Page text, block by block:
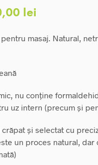
lei.
lei
este:
masaj. Natural,
nu conține
uz intern (precum și
și selectat cu
un proces natural, dar